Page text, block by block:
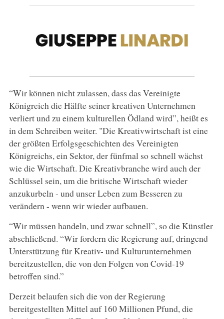
“Wir können nicht zulassen, dass das Vereinigte
Königreich die Hälfte seiner kreativen Unternehmen
verliert und zu einem kulturellen Ödland wird”, heißt es
in dem Schreiben weiter. "Die Kreativwirtschaft ist eine
der größten Erfolgsgeschichten des Vereinigten
Königreichs, ein Sektor, der fünfmal so schnell wächst
wie die Wirtschaft. Die Kreativbranche wird auch der
Schlüssel sein, um die britische Wirtschaft wieder
anzukurbeln - und unser Leben zum Besseren zu
verändern - wenn wir wieder aufbauen.
“Wir müssen handeln, und zwar schnell”, so die Künstler
abschließend. “Wir fordern die Regierung auf, dringend
Unterstützung für Kreativ- und Kulturunternehmen
bereitzustellen, die von den Folgen von Covid-19
betroffen sind.”
Derzeit belaufen sich die von der Regierung
bereitgestellten Mittel auf 160 Millionen Pfund, die